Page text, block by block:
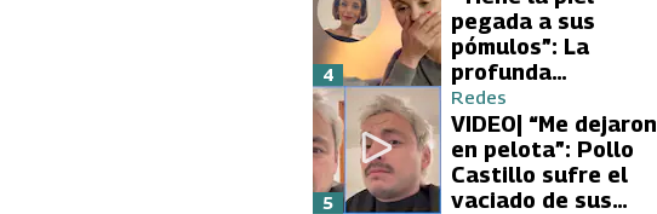
Carmen Gloria
Arroyo
pegada a sus
pómulos”: La
profunda
preocupación de
Fran García-
Huidobro por la
extrema delgadez
de Kathy Orellana
4
Redes
VIDEO| “Me dejaron
en pelota”: Pollo
Castillo sufre el
vaciado de sus
5